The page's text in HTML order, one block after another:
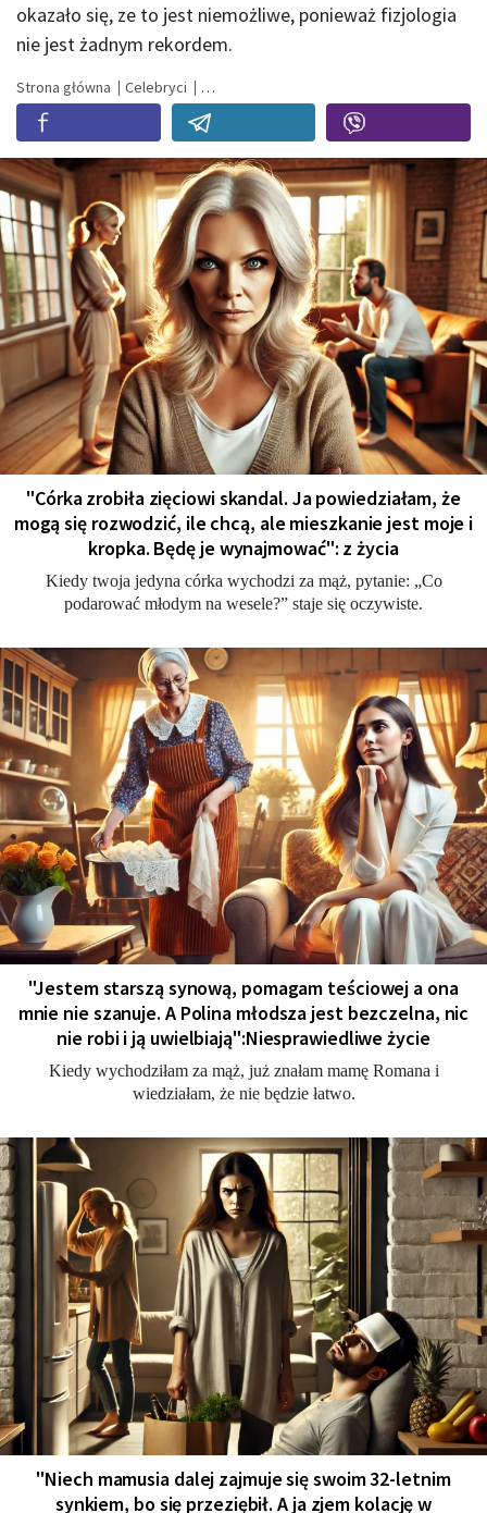
okazało się, ze to jest niemożliwe, ponieważ fizjologia
nie jest żadnym rekordem.
Strona główna Celebryci
"Córka zrobiła zięciowi skandal. Ja powiedziałam, że
mogą się rozwodzić, ile chcą, ale mieszkanie jest moje i
kropka. Będę je wynajmować": z życia
Kiedy twoja jedyna córka wychodzi za mąż, pytanie: „Co
podarować młodym na wesele?” staje się oczywiste.
"Jestem starszą synową, pomagam teściowej a ona
mnie nie szanuje. A Polina młodsza jest bezczelna, nic
nie robi i ją uwielbiają":Niesprawiedliwe życie
Kiedy wychodziłam za mąż, już znałam mamę Romana i
wiedziałam, że nie będzie łatwo.
"Niech mamusia dalej zajmuje się swoim 32-letnim
synkiem, bo się przeziębił. A ja zjem kolację w